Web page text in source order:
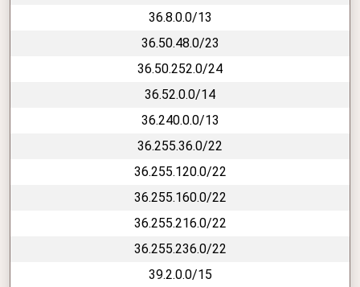
36.8.0.0/13
36.50.48.0/23
36.50.252.0/24
36.52.0.0/14
36.240.0.0/13
36.255.36.0/22
36.255.120.0/22
36.255.160.0/22
36.255.216.0/22
36.255.236.0/22
39.2.0.0/15